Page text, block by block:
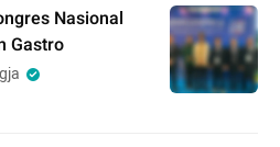
Nasional
Gastro